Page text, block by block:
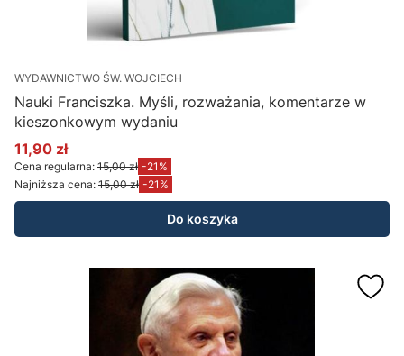
WYDAWNICTWO ŚW. WOJCIECH
Nauki Franciszka. Myśli, rozważania, komentarze w
kieszonkowym wydaniu
Cena promocyjna
11,90 zł
Cena regularna: 15,00 zł -21%
Najniższa cena: 15,00 zł -21%
Do koszyka